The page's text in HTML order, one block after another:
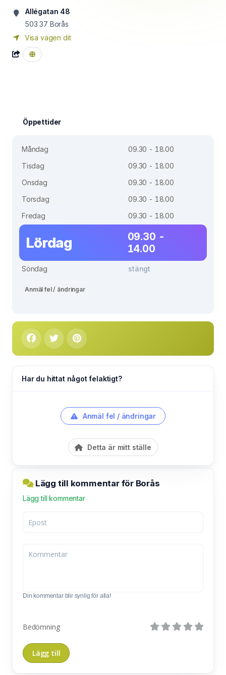
Allégatan 48
503 37 Borås
Visa vägen dit
Öppettider
Måndag
09.30 - 18.00
Tisdag
09.30 - 18.00
Onsdag
09.30 - 18.00
Torsdag
09.30 - 18.00
Fredag
09.30 - 18.00
Lördag
09.30 -
14.00
Söndag stängt
Anmäl fel / ändringar
Har du hittat något felaktigt?
Anmäl fel / ändringar
Detta är mitt ställe
Lägg till kommentar för Borås
Lägg till kommentar
Din kommentar blir synlig för alla!
Bedömning